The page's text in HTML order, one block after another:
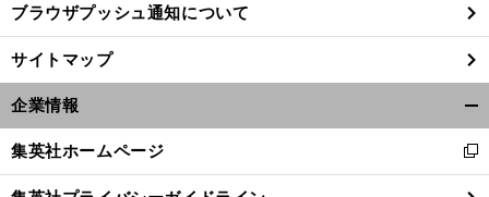
ブラウザプッシュ通知について
サイトマップ
企業情報
閉
集英社ホームページ
新
し